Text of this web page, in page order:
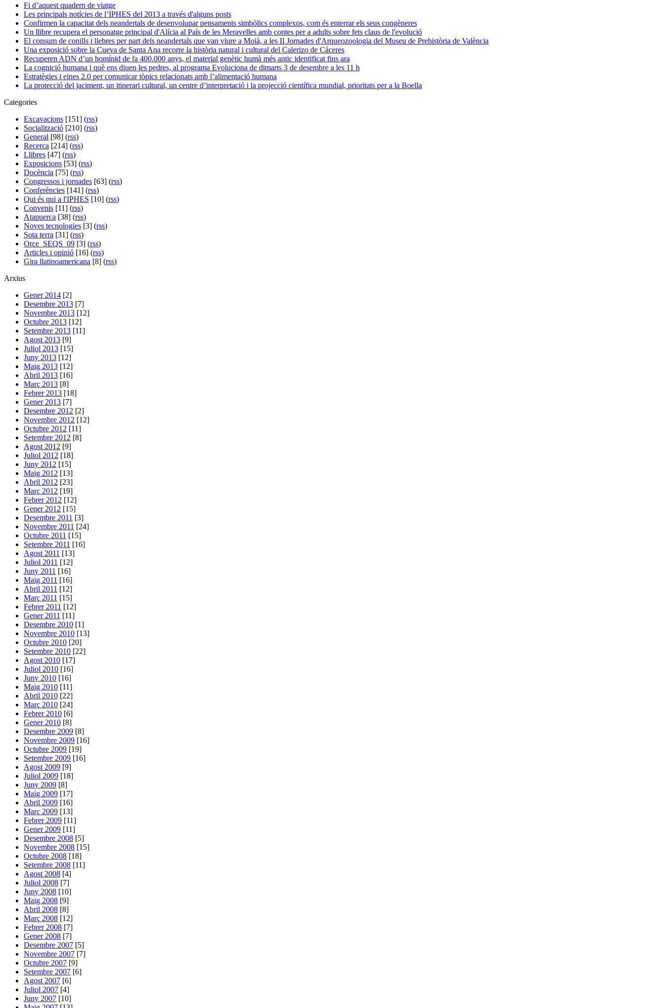
Fi d’aquest quadern de viatge
Les principals notícies de l’IPHES del 2013 a través d'alguns posts
Confirmen la capacitat dels neandertals de desenvolupar pensaments simbòlics complexos, com és enterrar els seus congèneres
Un llibre recupera el personatge principal d'Alícia al País de les Meravelles amb contes per a adults sobre fets claus de l'evolució
El consum de conills i llebres per part dels neandertals que van viure a Moià, a les II Jornades d'Arqueozoologia del Museu de Prehistòria de València
Una exposició sobre la Cueva de Santa Ana recorre la història natural i cultural del Calerizo de Cáceres
Recuperen ADN d’un homínid de fa 400.000 anys, el material genètic humà més antic identificat fins ara
La cognició humana i què ens diuen les pedres, al programa Evoluciona de dimarts 3 de desembre a les 11 h
Estratègies i eines 2.0 per comunicar tòpics relacionats amb l’alimentació humana
La protecció del jaciment, un itinerari cultural, un centre d’interpretació i la projecció científica mundial, prioritats per a la Boella
Categories
Excavacions [151] (rss)
Socialització [210] (rss)
General [98] (rss)
Recerca [214] (rss)
Llibres [47] (rss)
Exposicions [53] (rss)
Docència [75] (rss)
Congressos i jornades [63] (rss)
Conferències [141] (rss)
Qui és qui a l'IPHES [10] (rss)
Convenis [11] (rss)
Atapuerca [38] (rss)
Noves tecnologies [3] (rss)
Sota terra [31] (rss)
Orce_SEQS_09 [3] (rss)
Articles i opinió [16] (rss)
Gira llatinoamericana [8] (rss)
Arxius
Gener 2014 [2]
Desembre 2013 [7]
Novembre 2013 [12]
Octubre 2013 [12]
Setembre 2013 [11]
Agost 2013 [9]
Juliol 2013 [15]
Juny 2013 [12]
Maig 2013 [12]
Abril 2013 [16]
Març 2013 [8]
Febrer 2013 [18]
Gener 2013 [7]
Desembre 2012 [2]
Novembre 2012 [12]
Octubre 2012 [11]
Setembre 2012 [8]
Agost 2012 [9]
Juliol 2012 [18]
Juny 2012 [15]
Maig 2012 [13]
Abril 2012 [23]
Març 2012 [19]
Febrer 2012 [12]
Gener 2012 [15]
Desembre 2011 [3]
Novembre 2011 [24]
Octubre 2011 [15]
Setembre 2011 [16]
Agost 2011 [13]
Juliol 2011 [12]
Juny 2011 [16]
Maig 2011 [16]
Abril 2011 [12]
Març 2011 [15]
Febrer 2011 [12]
Gener 2011 [11]
Desembre 2010 [1]
Novembre 2010 [13]
Octubre 2010 [20]
Setembre 2010 [22]
Agost 2010 [17]
Juliol 2010 [16]
Juny 2010 [16]
Maig 2010 [11]
Abril 2010 [22]
Març 2010 [24]
Febrer 2010 [6]
Gener 2010 [8]
Desembre 2009 [8]
Novembre 2009 [16]
Octubre 2009 [19]
Setembre 2009 [16]
Agost 2009 [9]
Juliol 2009 [18]
Juny 2009 [8]
Maig 2009 [17]
Abril 2009 [16]
Març 2009 [13]
Febrer 2009 [11]
Gener 2009 [11]
Desembre 2008 [5]
Novembre 2008 [15]
Octubre 2008 [18]
Setembre 2008 [11]
Agost 2008 [4]
Juliol 2008 [7]
Juny 2008 [10]
Maig 2008 [9]
Abril 2008 [8]
Març 2008 [12]
Febrer 2008 [7]
Gener 2008 [7]
Desembre 2007 [5]
Novembre 2007 [7]
Octubre 2007 [9]
Setembre 2007 [6]
Agost 2007 [6]
Juliol 2007 [4]
Juny 2007 [10]